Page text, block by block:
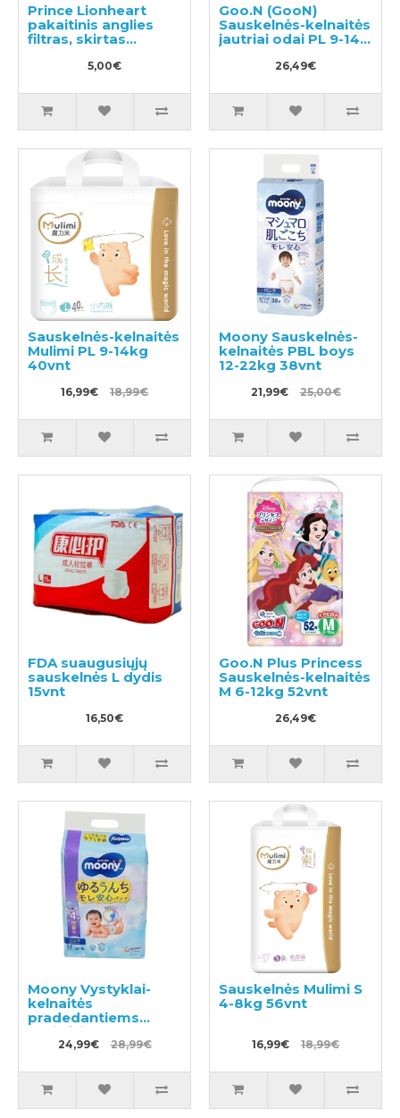
Prince Lionheart
pakaitinis anglies
filtras, skirtas
Twist'R 2vnt
5,00€
Goo.N (GooN)
Sauskelnės-kelnaitės
jautriai odai PL 9-14
26,49€
Sauskelnės-kelnaitės
Mulimi PL 9-14kg
40vnt
16,99€ 18,99€
Moony Sauskelnės-
kelnaitės PBL boys
12-22kg 38vnt
21,99€ 25,00€
FDA suaugusiųjų
sauskelnės L dydis
15vnt
16,50€
Goo.N Plus Princess
Sauskelnės-kelnaitės
M 6-12kg 52vnt
26,49€
Moony Vystyklai-
kelnaitės
pradedantiems
ropinėti PM 5–10kg
56vnt24,99€ 28,99€
Sauskelnės Mulimi S
4-8kg 56vnt
16,99€ 18,99€